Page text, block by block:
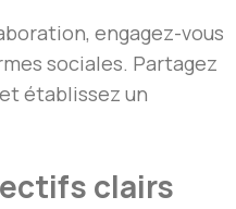
engagez-vous
sociales. Partagez
établissez un
clairs